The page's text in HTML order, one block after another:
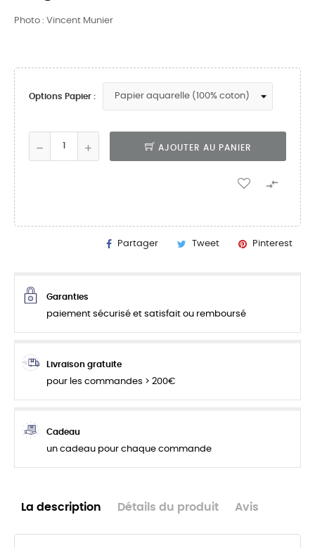
Photo : Vincent Munier
Options Papier :
AJOUTER AU PANIER

Partager Tweet Pinterest
Garanties
paiement sécurisé et satisfait ou remboursé
Livraison gratuite
pour les commandes > 200€
Cadeau
un cadeau pour chaque commande
La description Détails du produit Avis